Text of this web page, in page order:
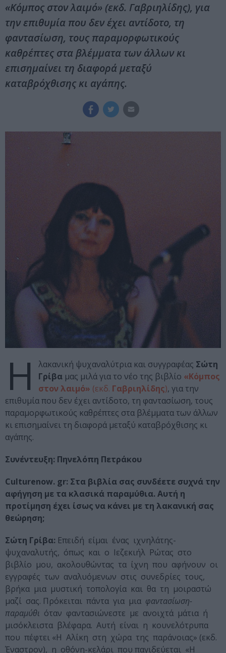
«Κόμπος στον λαιμό» (εκδ. Γαβριηλίδης), για
την επιθυμία που δεν έχει αντίδοτο, τη
φαντασίωση, τους παραμορφωτικούς
καθρέπτες στα βλέμματα των άλλων κι
επισημαίνει τη διαφορά μεταξύ
καταβρόχθισης κι αγάπης.
Η λακανική ψυχαναλύτρια και συγγραφέας Σώτη
Γρίβα μας μιλά για το νέο της βιβλίο «Κόμπος
στον λαιμό» (εκδ. Γαβριηλίδης), για την
επιθυμία που δεν έχει αντίδοτο, τη φαντασίωση, τους
παραμορφωτικούς καθρέπτες στα βλέμματα των άλλων
κι επισημαίνει τη διαφορά μεταξύ καταβρόχθισης κι
αγάπης.
Συνέντευξη: Πηνελόπη Πετράκου
Culturenow. gr: Στα βιβλία σας συνδέετε συχνά την
αφήγηση με τα κλασικά παραμύθια. Αυτή η
προτίμηση έχει ίσως να κάνει με τη λακανική σας
θεώρηση;
Σώτη Γρίβα: Επειδή είμαι ένας ιχνηλάτης-
ψυχαναλυτής, όπως και ο Ιεζεκιήλ Ρώτας στο
βιβλίο μου, ακολουθώντας τα ίχνη που αφήνουν οι
εγγραφές των αναλυόμενων στις συνεδρίες τους,
βρήκα μια μυστική τοπολογία και θα τη μοιραστώ
μαζί σας. Πρόκειται πάντα για μια φαντασίωση-
παραμύθι όταν φαντασιώνεστε με ανοιχτά μάτια ή
μισόκλειστα βλέφαρα. Αυτή είναι η κουνελότρυπα
που πέφτει «Η Αλίκη στη χώρα της παράνοιας» (εκδ.
Έναστρον), η οθόνη-κελάρι που παγιδεύεται «Η